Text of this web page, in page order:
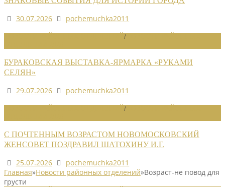
30.07.2026
pochemuchka2011
/
БУРАКОВСКАЯ ВЫСТАВКА-ЯРМАРКА «РУКАМИ
СЕЛЯН»
29.07.2026
pochemuchka2011
/
С ПОЧТЕННЫМ ВОЗРАСТОМ НОВОМОСКОВСКИЙ
ЖЕНСОВЕТ ПОЗДРАВИЛ ШАТОХИНУ И.Г.
25.07.2026
pochemuchka2011
Главная»Новости районных отделений»Возраст-не повод для
грусти